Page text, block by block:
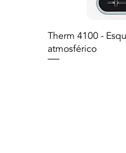
Therm 4100 -
atmosférico